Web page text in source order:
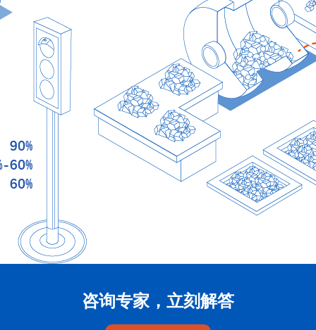
咨询专家，立刻解答